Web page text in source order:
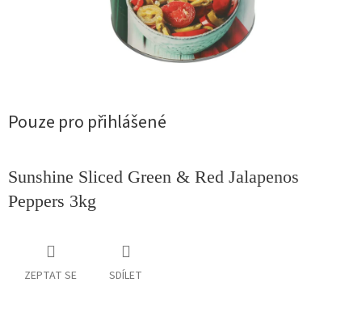
Pouze pro přihlášené
Sunshine Sliced Green & Red Jalapenos
Peppers 3kg
ZEPTAT SE SDÍLET